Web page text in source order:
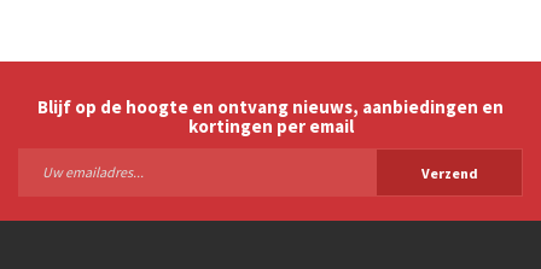
Blijf op de hoogte en ontvang nieuws, aanbiedingen en
kortingen per email
Verzend